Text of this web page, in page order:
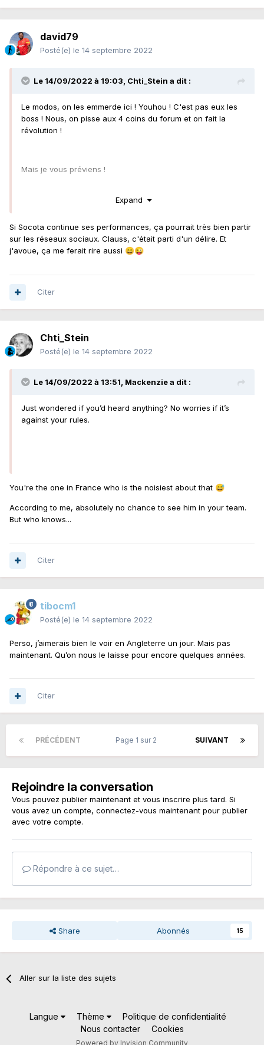
david79
Posté(e) le 14 septembre 2022
Le 14/09/2022 à 19:03, Chti_Stein a dit :
Le modos, on les emmerde ici ! Youhou ! C'est pas eux les
boss ! Nous, on pisse aux 4 coins du forum et on fait la
révolution !
Mais je vous préviens !
Expand
Si Socota continue ses performances, ça pourrait très bien partir
sur les réseaux sociaux. Clauss, c'était parti d'un délire. Et
j'avoue, ça me ferait rire aussi 😄😜
Citer
Chti_Stein
Posté(e) le 14 septembre 2022
Le 14/09/2022 à 13:51, Mackenziea dit :
Just wondered if you’d heard anything? No worries if it’s
against your rules.
You're the one in France who is the noisiest about that 😅
According to me, absolutely no chance to see him in your team.
But who knows...
Citer
tibocm1
Posté(e) le 14 septembre 2022
Perso, j’aimerais bien le voir en Angleterre un jour. Mais pas
maintenant. Qu’on nous le laisse pour encore quelques années.
Citer
PRÉCÉDENT SUIVANT
Page 1 sur 2
Rejoindre la conversation
Vous pouvez publier maintenant et vous inscrire plus tard. Si
vous avez un compte, connectez-vous maintenant pour publier
avec votre compte.
Répondre à ce sujet…
Share Abonnés 15
Aller sur la liste des sujets
Langue Thème
Politique de confidentialité
Nous contacter
Cookies
Powered by Invision Community